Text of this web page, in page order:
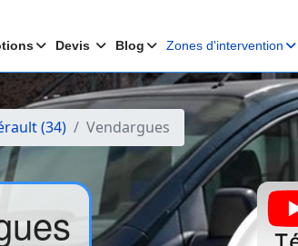
Devis Blog Zones d'intervention
(34) Vendargues